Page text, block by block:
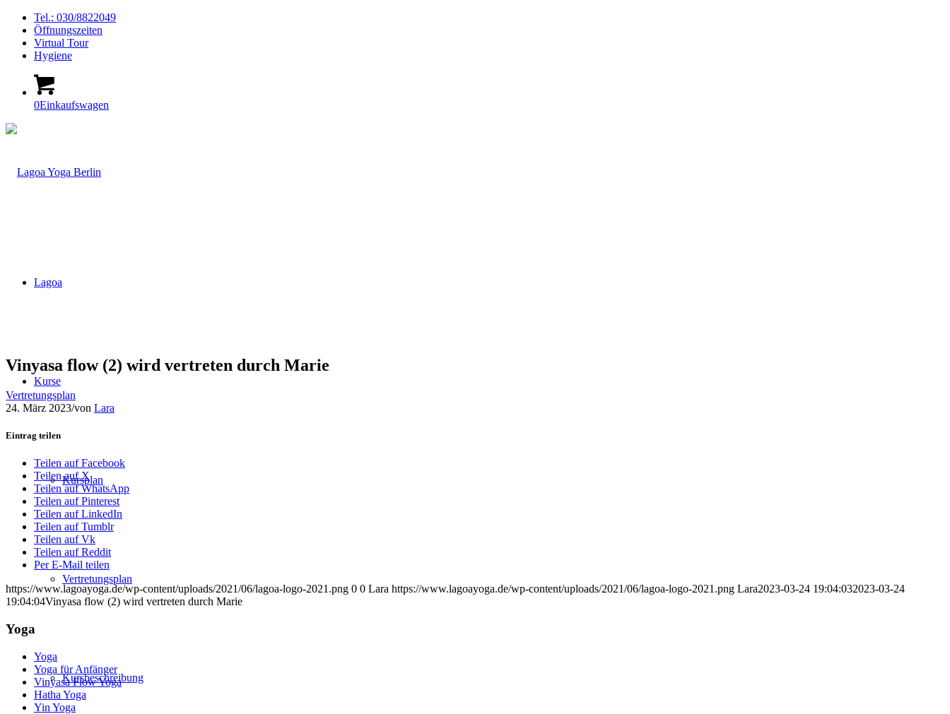
Tel.: 030/8822049
Öffnungszeiten
Virtual Tour
Hygiene
0Einkaufswagen
Lagoa
Kurse
Kursplan
Vertretungsplan
Kursbeschreibung
Vinyasa flow (2) wird vertreten durch Marie
Vertretungsplan
24. März 2023/von Lara
Eintrag teilen
Teilen auf Facebook
Teilen auf X
Teilen auf WhatsApp
Teilen auf Pinterest
Teilen auf LinkedIn
Teilen auf Tumblr
Teilen auf Vk
Teilen auf Reddit
Per E-Mail teilen
https://www.lagoayoga.de/wp-content/uploads/2021/06/lagoa-logo-2021.png 0 0 Lara https://www.lagoayoga.de/wp-content/uploads/2021/06/lagoa-logo-2021.png Lara2023-03-24 19:04:032023-03-24
19:04:04Vinyasa flow (2) wird vertreten durch Marie
Yoga
Yoga
Yoga für Anfänger
Vinyasa Flow Yoga
Hatha Yoga
Yin Yoga